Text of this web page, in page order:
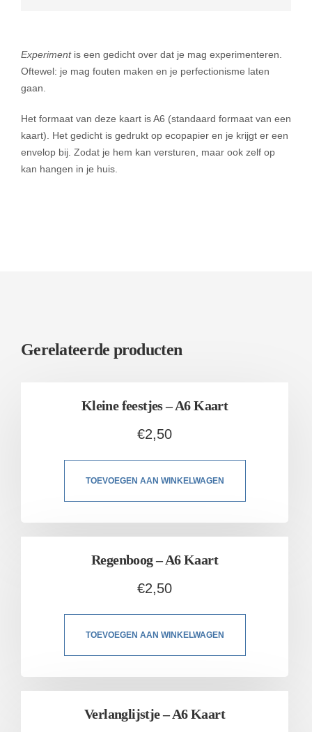
Experiment is een gedicht over dat je mag experimenteren.
Oftewel: je mag fouten maken en je perfectionisme laten
gaan.
Het formaat van deze kaart is A6 (standaard formaat van een
kaart). Het gedicht is gedrukt op ecopapier en je krijgt er een
envelop bij. Zodat je hem kan versturen, maar ook zelf op
kan hangen in je huis.
Gerelateerde producten
Kleine feestjes – A6 Kaart
€2,50
TOEVOEGEN AAN WINKELWAGEN
Regenboog – A6 Kaart
€2,50
TOEVOEGEN AAN WINKELWAGEN
Verlanglijstje – A6 Kaart